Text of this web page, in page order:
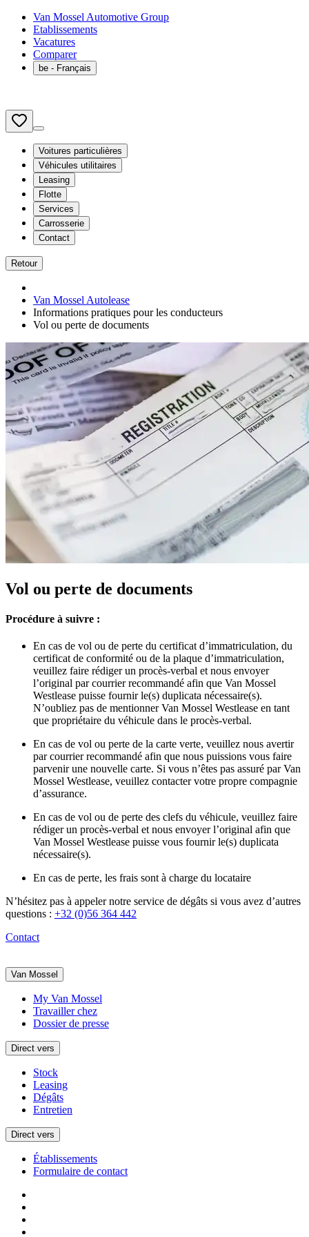
Van Mossel Automotive Group
Etablissements
Vacatures
Comparer
be - Français
Voitures particulières
Véhicules utilitaires
Leasing
Flotte
Services
Carrosserie
Contact
Retour
Van Mossel Autolease
Informations pratiques pour les conducteurs
Vol ou perte de documents
Vol ou perte de documents
Procédure à suivre :
En cas de vol ou de perte du certificat d’immatriculation, du
certificat de conformité ou de la plaque d’immatriculation,
veuillez faire rédiger un procès-verbal et nous envoyer
l’original par courrier recommandé afin que Van Mossel
Westlease puisse fournir le(s) duplicata nécessaire(s).
N’oubliez pas de mentionner Van Mossel Westlease en tant
que propriétaire du véhicule dans le procès-verbal.
En cas de vol ou perte de la carte verte, veuillez nous avertir
par courrier recommandé afin que nous puissions vous faire
parvenir une nouvelle carte. Si vous n’êtes pas assuré par Van
Mossel Westlease, veuillez contacter votre propre compagnie
d’assurance.
En cas de vol ou de perte des clefs du véhicule, veuillez faire
rédiger un procès-verbal et nous envoyer l’original afin que
Van Mossel Westlease puisse vous fournir le(s) duplicata
nécessaire(s).
En cas de perte, les frais sont à charge du locataire
N’hésitez pas à appeler notre service de dégâts si vous avez d’autres
questions : +32 (0)56 364 442
Contact
Van Mossel
My Van Mossel
Travailler chez
Dossier de presse
Direct vers
Stock
Leasing
Dégâts
Entretien
Direct vers
Établissements
Formulaire de contact